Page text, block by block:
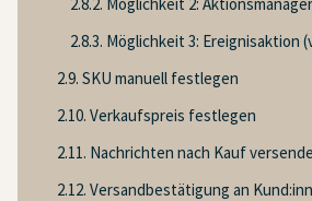
2.8.3. Möglichkeit 3: Ereignisaktion
2.9. SKU manuell festlegen
2.10. Verkaufspreis festlegen
2.11. Nachrichten nach Kauf
2.12. Versandbestätigung an